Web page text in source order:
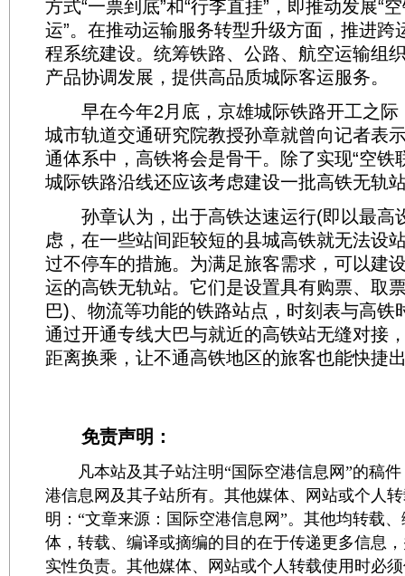
方式“一票到底”和“行李直挂”，即推动发展“
运”。在推动运输服务转型升级方面，推进跨
程系统建设。统筹铁路、公路、航空运输组
产品协调发展，提供高品质城际客运服务。
早在今年2月底，京雄城际铁路开工之际
城市轨道交通研究院教授孙章就曾向记者表
通体系中，高铁将会是骨干。除了实现“空铁
城际铁路沿线还应该考虑建设一批高铁无轨
孙章认为，出于高铁达速运行(即以最高
虑，在一些站间距较短的县城高铁就无法设
过不停车的措施。为满足旅客需求，可以建
运的高铁无轨站。它们是设置具有购票、取
巴)、物流等功能的铁路站点，时刻表与高铁
通过开通专线大巴与就近的高铁站无缝对接
距离换乘，让不通高铁地区的旅客也能快捷
免责声明：
凡本站及其子站注明“国际空港信息网”的稿件
港信息网及其子站所有。其他媒体、网站或个人
明：“文章来源：国际空港信息网”。其他均转载
体，转载、编译或摘编的目的在于传递更多信息
实性负责。其他媒体、网站或个人转载使用时必